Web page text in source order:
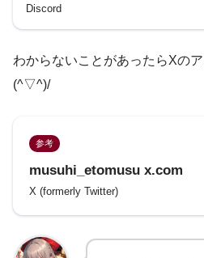
Discord
わからないことがあったらXの
(^▽^)/
参考
musuhi_etomusu x.com
X (formerly Twitter)